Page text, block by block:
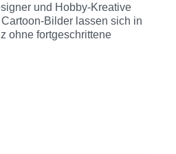
und Hobby-Kreative
Bilder lassen sich in
ohne fortgeschrittene